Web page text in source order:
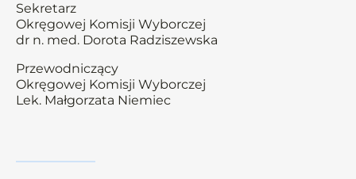
Sekretarz
Okręgowej Komisji Wyborczej
dr n. med. Dorota Radziszewska
Przewodniczący
Okręgowej Komisji Wyborczej
Lek. Małgorzata Niemiec